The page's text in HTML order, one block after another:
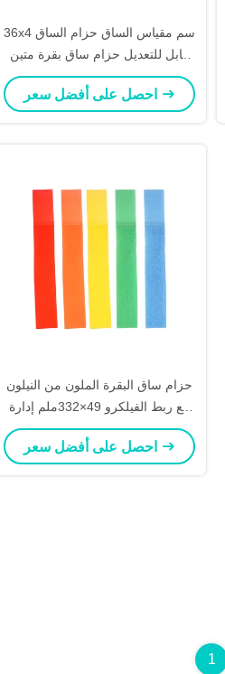
36x4 سم مقياس الساق حزام الساق
قابل للتعديل حزام ساق بقرة متين
لجميع الفصول
حزام ساق البقرة الملون من النيلون
مع ربط الفيلكرو 49×332ملم إدارة
القطيع من الماشية والغنم
1